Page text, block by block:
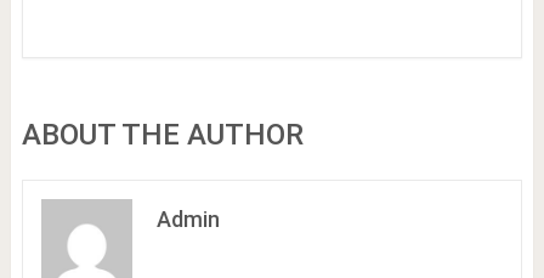
ABOUT THE AUTHOR
Admin